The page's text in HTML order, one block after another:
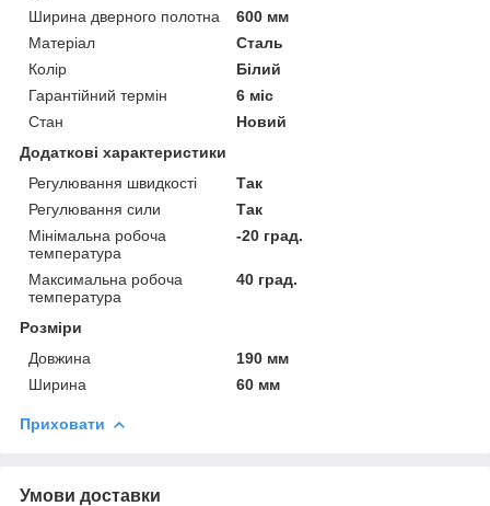
Ширина дверного полотна
600 мм
Матеріал
Сталь
Колір
Білий
Гарантійний термін
6 міс
Стан
Новий
Додаткові характеристики
Регулювання швидкості
Так
Регулювання сили
Так
Мінімальна робоча
температура
-20 град.
Максимальна робоча
температура
40 град.
Розміри
Довжина
190 мм
Ширина
60 мм
Приховати
Умови доставки